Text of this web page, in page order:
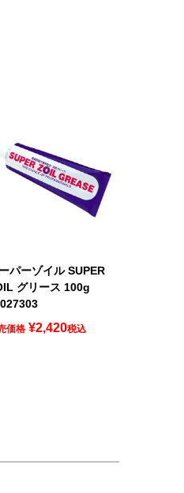
パーゾイル SUPER
グリース 100g
価格 ¥2,420税込